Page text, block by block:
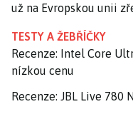
už na Evropskou unii
TESTY A ŽEBŘÍČKY
Recenze: Intel Core
nízkou cenu
Recenze: JBL Live 780